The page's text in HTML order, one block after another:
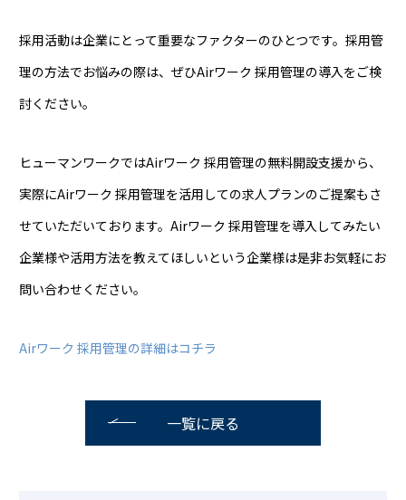
採用活動は企業にとって重要なファクターのひとつです。採用管
理の方法でお悩みの際は、ぜひAirワーク 採用管理の導入をご検
討ください。
ヒューマンワークではAirワーク 採用管理の無料開設支援から、
実際にAirワーク 採用管理を活用しての求人プランのご提案もさ
せていただいております。Airワーク 採用管理を導入してみたい
企業様や活用方法を教えてほしいという企業様は是非お気軽にお
問い合わせください。
Airワーク 採用管理の詳細はコチラ
一覧に戻る